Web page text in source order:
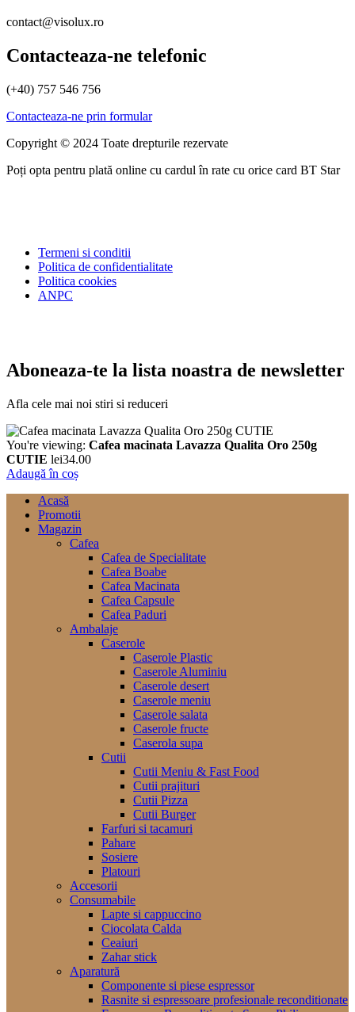
contact@visolux.ro
Contacteaza-ne telefonic
(+40) 757 546 756
Contacteaza-ne prin formular
Copyright © 2024 Toate drepturile rezervate
Poți opta pentru plată online cu cardul în rate cu orice card BT Star
Termeni si conditii
Politica de confidentialitate
Politica cookies
ANPC
Aboneaza-te la lista noastra de newsletter
Afla cele mai noi stiri si reduceri
You're viewing: Cafea macinata Lavazza Qualita Oro 250g
CUTIE lei34.00
Adaugă în coș
Acasă
Promotii
Magazin
Cafea
Cafea de Specialitate
Cafea Boabe
Cafea Macinata
Cafea Capsule
Cafea Paduri
Ambalaje
Caserole
Caserole Plastic
Caserole Aluminiu
Caserole desert
Caserole meniu
Caserole salata
Caserole fructe
Caserola supa
Cutii
Cutii Meniu & Fast Food
Cutii prajituri
Cutii Pizza
Cutii Burger
Farfuri si tacamuri
Pahare
Sosiere
Platouri
Accesorii
Consumabile
Lapte si cappuccino
Ciocolata Calda
Ceaiuri
Zahar stick
Aparatură
Componente si piese espressor
Rasnite si espressoare profesionale reconditionate